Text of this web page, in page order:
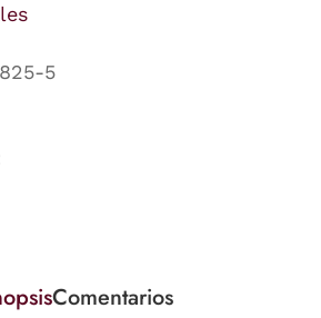
5
Comentarios